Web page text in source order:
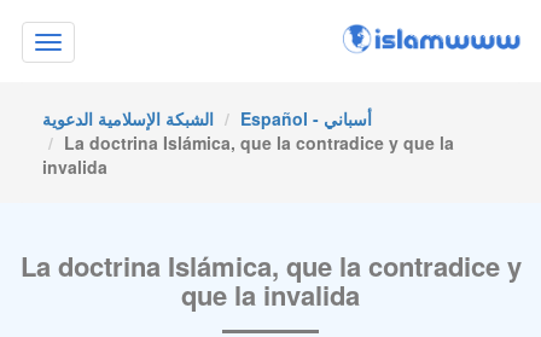
Toggle
navigation
الشبكة الإسلامية الدعوية
Español - أسباني
La doctrina Islámica, que la contradice y que la
invalida
La doctrina Islámica, que la contradice y
que la invalida